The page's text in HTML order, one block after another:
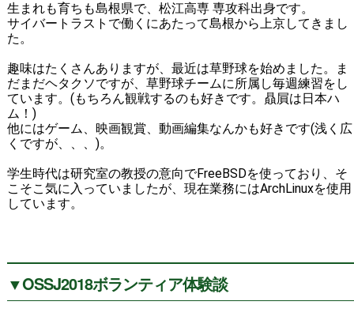
生まれも育ちも島根県で、松江高専 専攻科出身です。
サイバートラストで働くにあたって島根から上京してきまし
た。
趣味はたくさんありますが、最近は草野球を始めました。ま
だまだヘタクソですが、草野球チームに所属し毎週練習をし
ています。(もちろん観戦するのも好きです。贔屓は日本ハ
ム！)
他にはゲーム、映画観賞、動画編集なんかも好きです(浅く広
くですが、、、)。
学生時代は研究室の教授の意向でFreeBSDを使っており、そ
こそこ気に入っていましたが、現在業務にはArchLinuxを使用
しています。
▼OSSJ2018ボランティア体験談